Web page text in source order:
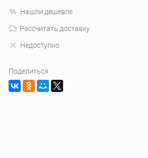
Нашли дешевле
Рассчитать доставку
Недоступно
Поделиться